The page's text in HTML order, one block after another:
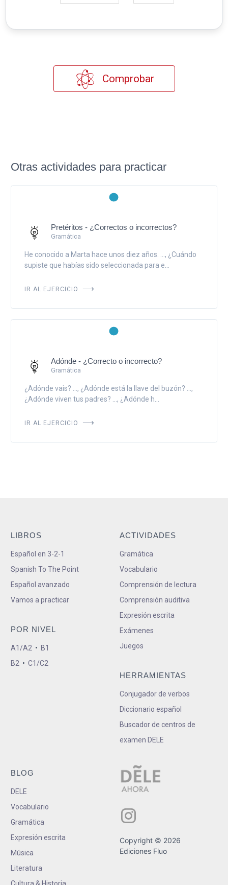
Comprobar
Otras actividades para practicar
Pretéritos - ¿Correctos o incorrectos?
Gramática
He conocido a Marta hace unos diez años. ..., ¿Cuándo
supiste que habías sido seleccionada para e...
IR AL EJERCICIO
Adónde - ¿Correcto o incorrecto?
Gramática
¿Adónde vais? ..., ¿Adónde está la llave del buzón? ...,
¿Adónde viven tus padres? ..., ¿Adónde h...
IR AL EJERCICIO
LIBROS
Español en 3-2-1
Spanish To The Point
Español avanzado
Vamos a practicar
POR NIVEL
A1/A2 • B1
B2 • C1/C2
ACTIVIDADES
Gramática
Vocabulario
Comprensión de lectura
Comprensión auditiva
Expresión escrita
Exámenes
Juegos
HERRAMIENTAS
Conjugador de verbos
Diccionario español
Buscador de centros de
examen DELE
BLOG
DELE
Vocabulario
Gramática
Expresión escrita
Música
Literatura
Copyright © 2026
Ediciones Fluo